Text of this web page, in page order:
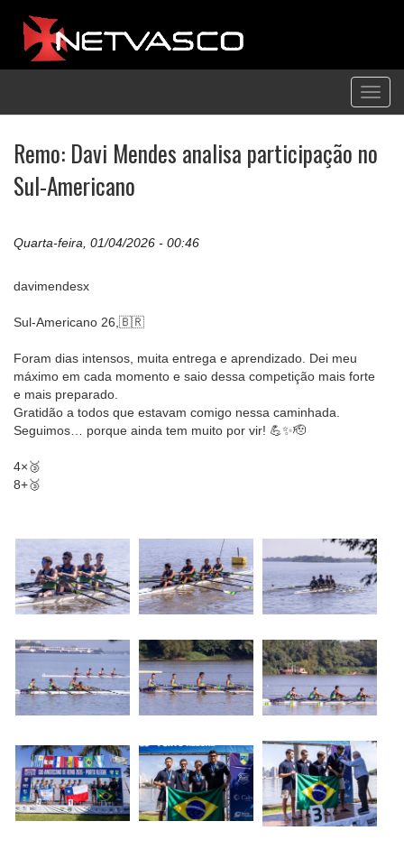
Remo: Davi Mendes analisa participação no
Sul-Americano
Quarta-feira, 01/04/2026 - 00:46
davimendesx
Sul-Americano 26,🇧🇷
Foram dias intensos, muita entrega e aprendizado. Dei meu
máximo em cada momento e saio dessa competição mais forte
e mais preparado.
Gratidão a todos que estavam comigo nessa caminhada.
Seguimos… porque ainda tem muito por vir! 💪✨🫡
4×🥉
8+🥉